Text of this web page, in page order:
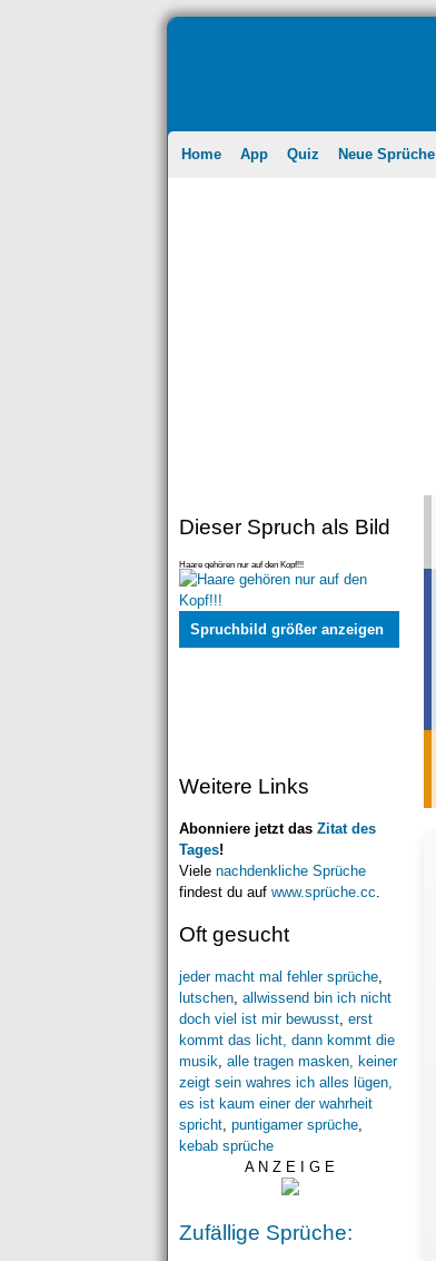
Home App Quiz Neue Sprüche
Dieser Spruch als Bild
Haare gehören nur auf den Kopf!!!
Spruchbild größer anzeigen
Weitere Links
Abonniere jetzt das Zitat des
Tages!
Viele nachdenkliche Sprüche
findest du auf www.sprüche.cc
Oft gesucht
jeder macht mal fehler sprüche,
lutschen, allwissend bin ich nicht
doch viel ist mir bewusst, erst
kommt das licht, dann kommt die
musik, alle tragen masken, keiner
zeigt sein wahres ich alles lügen,
es ist kaum einer der wahrheit
spricht, puntigamer sprüche,
kebab sprüche
A N Z E I G E
Zufällige Sprüche: